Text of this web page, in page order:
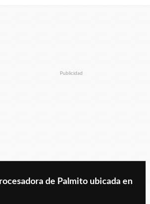
Publicidad
de Palmito ubicada en